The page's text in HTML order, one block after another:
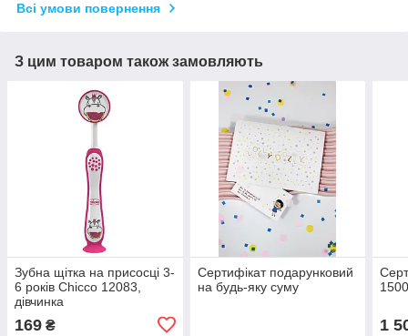
Всі умови повернення
З цим товаром також замовляють
Зубна щітка на присосці 3-
6 років Chicco 12083,
дівчинка
169 ₴
Сертифікат подарунковий
на будь-яку суму
1